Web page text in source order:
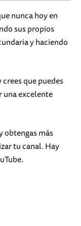
nunca hoy en
sus propios
y haciendo
que puedes
una excelente
obtengas más
tu canal. Hay